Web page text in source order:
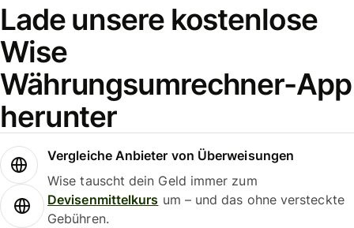
Lade unsere kostenlose
Wise
Währungsumrechner-App
herunter
Vergleiche Anbieter von Überweisungen
Wise tauscht dein Geld immer zum
Devisenmittelkurs um – und das ohne versteckte
Gebühren.